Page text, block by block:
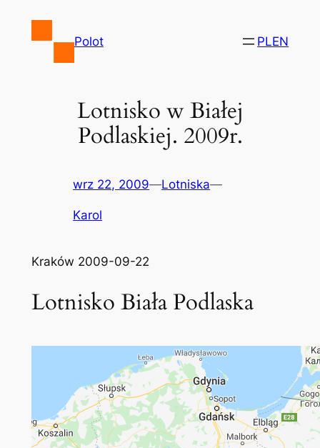
Polot PLEN
Lotnisko w Białej
Podlaskiej. 2009r.
wrz 22, 2009—Lotniska—
Karol
Kraków 2009-09-22
Lotnisko Biała Podlaska